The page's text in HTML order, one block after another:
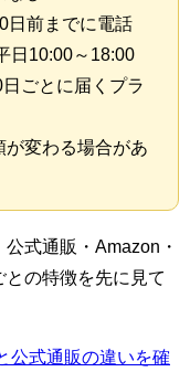
日前までに電話
日10:00～18:00
ごとに届くプラ
変わる場合があ
式通販・Amazon・
の特徴を先に見て
公式通販の違いを確